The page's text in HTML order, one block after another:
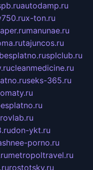
autodamp.ru
x-ton.ru
manunae.ru
tajuncos.ru
splclub.ru
cleanmedicine.ru
seks-365.ru
don-ykt.ru
porno.ru
metropoltravel.ru
rostotsky.ru